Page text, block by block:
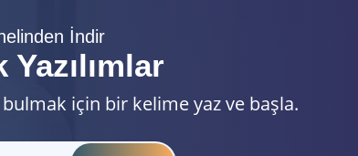
İndir
bulmak için bir kelime yaz ve başla.